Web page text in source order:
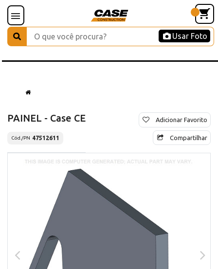
Usar Foto
PAINEL - Case CE
Cód./PN 47512611
Adicionar Favorito
Compartilhar